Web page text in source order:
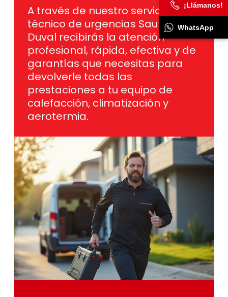
A través de nuestro servicio
técnico de urgencias Saunier
Duval recibirás la atención
profesional, rápida, efectiva y de
garantías que necesitas para
devolverle todas las
prestaciones a tu equipo de
calefacción, climatización y
aerotermia.
¡Llámanos!
WhatsApp